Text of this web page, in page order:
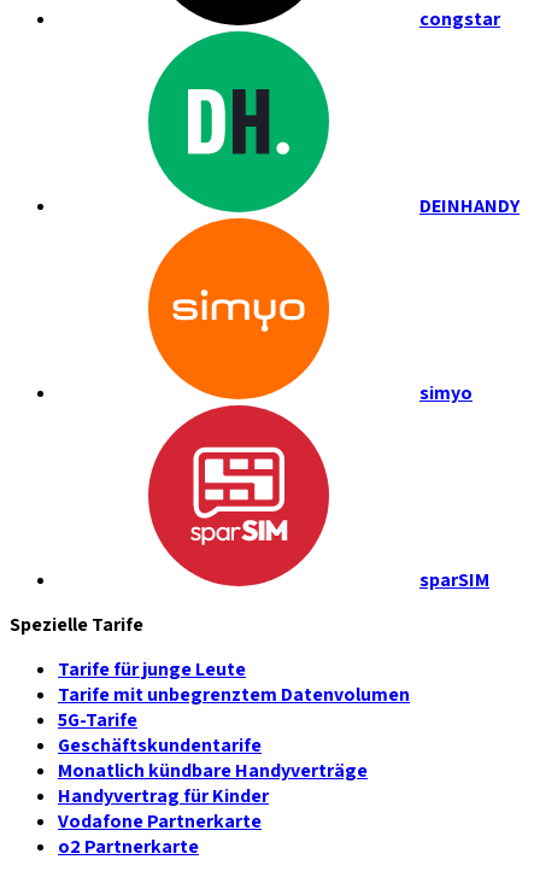
congstar
DEINHANDY
simyo
sparSIM
Spezielle Tarife
Tarife für junge Leute
Tarife mit unbegrenztem Datenvolumen
5G-Tarife
Geschäftskundentarife
Monatlich kündbare Handyverträge
Handyvertrag für Kinder
Vodafone Partnerkarte
o2 Partnerkarte